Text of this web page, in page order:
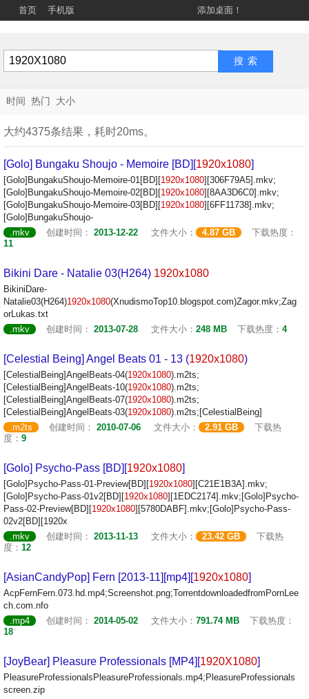
首页 手机版 添加桌面！
时间 热门 大小
大约4375条结果，耗时20ms。
[Golo] Bungaku Shoujo - Memoire [BD][1920x1080]
[Golo]BungakuShoujo-Memoire-01[BD][1920x1080][306F79A5].mkv;
[Golo]BungakuShoujo-Memoire-02[BD][1920x1080][8AA3D6C0].mkv;
[Golo]BungakuShoujo-Memoire-03[BD][1920x1080][6FF11738].mkv;
[Golo]BungakuShoujo-
.mkv
创建时间： 2013-12-22 文件大小： 4.87 GB
下载热度：
11
Bikini Dare - Natalie 03(H264) 1920x1080
BikiniDare-
Natalie03(H264)1920x1080(XnudismoTop10.blogspot.com)Zagor.mkv;Zag
orLukas.txt
.mkv
创建时间： 2013-07-28 文件大小： 248 MB 下载热度： 4
[Celestial Being] Angel Beats 01 - 13 (1920x1080)
[CelestialBeing]AngelBeats-04(1920x1080).m2ts;
[CelestialBeing]AngelBeats-10(1920x1080).m2ts;
[CelestialBeing]AngelBeats-07(1920x1080).m2ts;
[CelestialBeing]AngelBeats-03(1920x1080).m2ts;[CelestialBeing]
.m2ts
创建时间： 2010-07-06 文件大小： 2.91 GB
下载热
度： 9
[Golo] Psycho-Pass [BD][1920x1080]
[Golo]Psycho-Pass-01-Preview[BD][1920x1080][C21E1B3A].mkv;
[Golo]Psycho-Pass-01v2[BD][1920x1080][1EDC2174].mkv;[Golo]Psycho-
Pass-02-Preview[BD][1920x1080][5780DABF].mkv;[Golo]Psycho-Pass-
02v2[BD][1920x
.mkv
创建时间： 2013-11-13 文件大小： 23.42 GB
下载热
度： 12
[AsianCandyPop] Fern [2013-11][mp4][1920x1080]
AcpFernFern.073.hd.mp4;Screenshot.png;TorrentdownloadedfromPornLee
ch.com.nfo
.mp4
创建时间： 2014-05-02 文件大小： 791.74 MB
下载热度：
18
[JoyBear] Pleasure Professionals [MP4][1920X1080]
PleasureProfessionalsPleasureProfessionals.mp4;PleasureProfessionals
screen.zip